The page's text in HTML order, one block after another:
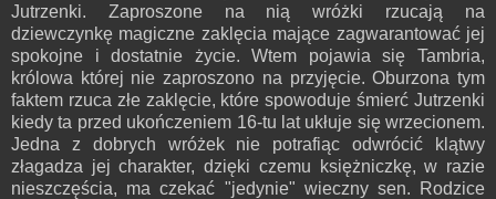
Jutrzenki. Zaproszone na nią wróżki rzucają na
dziewczynkę magiczne zaklęcia mające zagwarantować jej
spokojne i dostatnie życie. Wtem pojawia się Tambria,
królowa której nie zaproszono na przyjęcie. Oburzona tym
faktem rzuca złe zaklęcie, które spowoduje śmierć Jutrzenki
kiedy ta przed ukończeniem 16-tu lat ukłuje się wrzecionem.
Jedna z dobrych wróżek nie potrafiąc odwrócić klątwy
złagadza jej charakter, dzięki czemu księżniczkę, w razie
nieszczęścia, ma czekać "jedynie" wieczny sen. Rodzice